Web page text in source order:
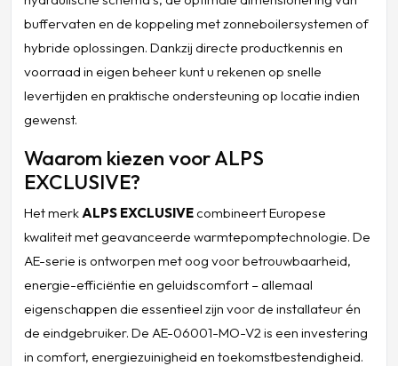
buffervaten en de koppeling met zonneboilersystemen of
hybride oplossingen. Dankzij directe productkennis en
voorraad in eigen beheer kunt u rekenen op snelle
levertijden en praktische ondersteuning op locatie indien
gewenst.
Waarom kiezen voor ALPS
EXCLUSIVE?
Het merk ALPS EXCLUSIVEcombineert Europese
kwaliteit met geavanceerde warmtepomptechnologie. De
AE-serie is ontworpen met oog voor betrouwbaarheid,
energie-efficiëntie en geluidscomfort – allemaal
eigenschappen die essentieel zijn voor de installateur én
de eindgebruiker. De AE-06001-MO-V2 is een investering
in comfort, energiezuinigheid en toekomstbestendigheid.